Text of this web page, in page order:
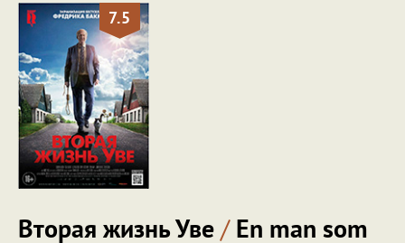
7.5
Вторая жизнь Уве/En man som